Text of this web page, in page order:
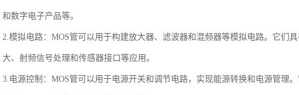
和数字电子产品等。
2.模拟电路：MOS管可以用于构建放大器、滤波器和混频器等模拟电路。它们
大、射频信号处理和传感器接口等应用。
3.电源控制：MOS管可以用于电源开关和调节电路，实现能源转换和电源管理